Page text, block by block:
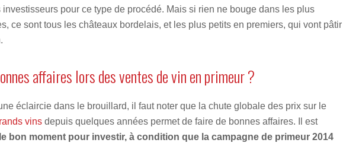
investisseurs pour ce type de procédé. Mais si rien ne bouge dans les plus
ce sont tous les châteaux bordelais, et les plus petits en premiers, qui vont pâtir
affaires lors des ventes de vin en primeur ?
éclaircie dans le brouillard, il faut noter que la chute globale des prix sur le
vins depuis quelques années permet de faire de bonnes affaires. Il est
le bon moment pour investir, à condition que la campagne de primeur 2014